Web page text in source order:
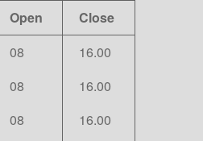
Open
Close
08
16.00
08
16.00
08
16.00